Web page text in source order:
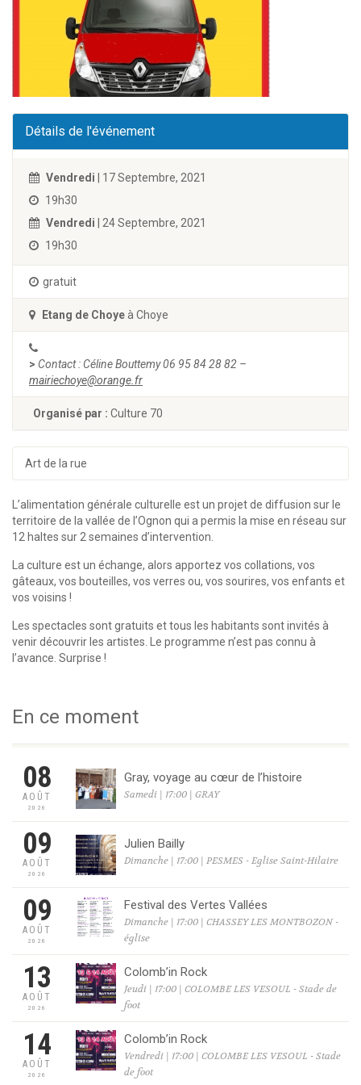
Détails de l'événement
Vendredi | 17 Septembre, 2021
19h30
Vendredi | 24 Septembre, 2021
19h30
gratuit
Etang de Choyeà Choye
> Contact : Céline Bouttemy 06 95 84 28 82 –
mairiechoye@orange.fr
Organisé par : Culture 70
Art de la rue
L’alimentation générale culturelle est un projet de diffusion sur le
territoire de la vallée de l’Ognon qui a permis la mise en réseau sur
12 haltes sur 2 semaines d’intervention.
La culture est un échange, alors apportez vos collations, vos
gâteaux, vos bouteilles, vos verres ou, vos sourires, vos enfants et
vos voisins !
Les spectacles sont gratuits et tous les habitants sont invités à
venir découvrir les artistes. Le programme n’est pas connu à
l’avance. Surprise !
En ce moment
08
AOÛT
2026
Gray, voyage au cœur de l’histoire
Samedi | 17:00 | GRAY
09
AOÛT
2026
Julien Bailly
Dimanche | 17:00 | PESMES - Eglise Saint-Hilaire
09
AOÛT
2026
Festival des Vertes Vallées
Dimanche | 17:00 | CHASSEY LES MONTBOZON -
église
13
AOÛT
2026
Colomb’in Rock
Jeudi | 17:00 | COLOMBE LES VESOUL - Stade de
foot
14
AOÛT
2026
Colomb’in Rock
Vendredi | 17:00 | COLOMBE LES VESOUL - Stade
de foot